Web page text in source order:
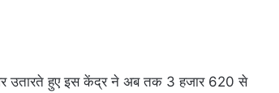
उतारते हुए इस केंद्र ने अब तक 3 हजार 620 से